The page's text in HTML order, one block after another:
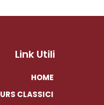
Link Utili
HOME
CLASSICI